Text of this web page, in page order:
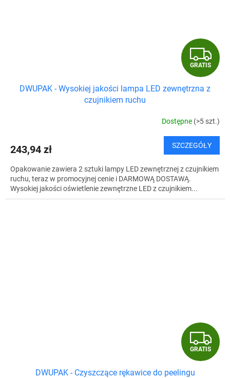
G
R
T
I
S
GRATIS
DWUPAK - Wysokiej jakości lampa LED zewnętrzna z
czujnikiem ruchu
Dostępne (>5 szt.)
243,94 zł SZCZEGÓŁY
Opakowanie zawiera 2 sztuki lampy LED zewnętrznej z czujnikiem
ruchu, teraz w promocyjnej cenie i DARMOWĄ DOSTAWĄ.
Wysokiej jakości oświetlenie zewnętrzne LED z czujnikiem...
G
R
GRATIS
DWUPAK - Czyszczące rękawice do peelingu